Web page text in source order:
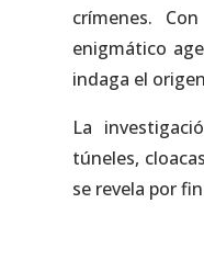
crímenes.
enigmático
indaga el
La
túneles,
se revela por